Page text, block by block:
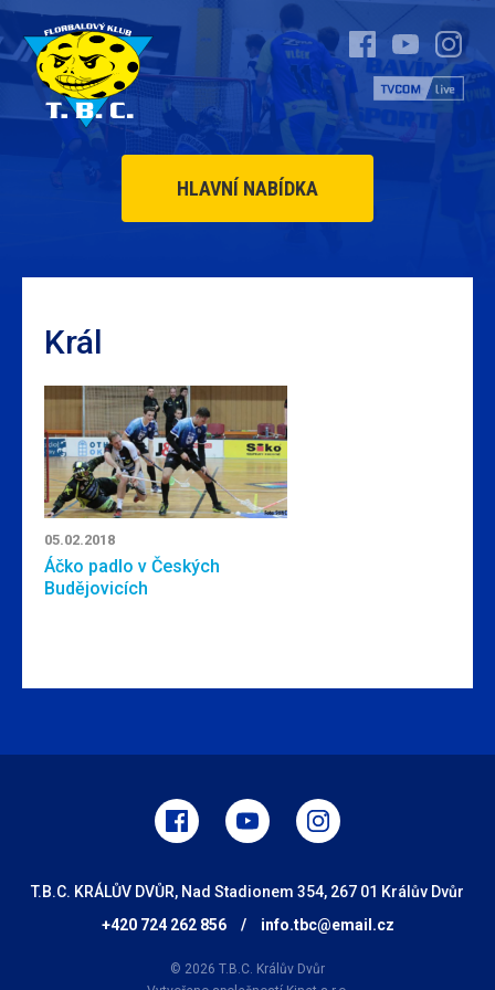
HLAVNÍ NABÍDKA
Král
05.02.2018
Áčko padlo v Českých
Budějovicích
T.B.C. KRÁLŮV DVŮR, Nad Stadionem 354, 267 01 Králův Dvůr
+420 724 262 856
/ info.tbc@email.cz
© 2026 T.B.C. Králův Dvůr